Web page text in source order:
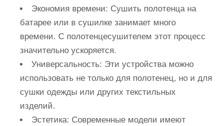
Экономия времени: Сушить полотенца на
батарее или в сушилке занимает много
времени. С полотенцесушителем этот процесс
значительно ускоряется.
Универсальность: Эти устройства можно
использовать не только для полотенец, но и для
сушки одежды или других текстильных
изделий.
Эстетика: Современные модели имеют